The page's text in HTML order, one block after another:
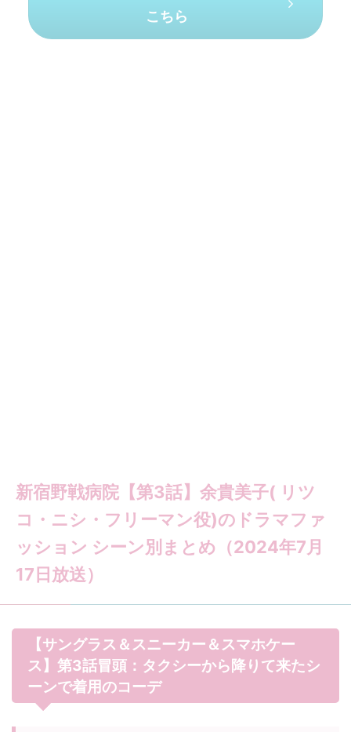
こちら
新宿野戦病院【第3話】余貴美子( リツ
コ・ニシ・フリーマン役)のドラマファ
ッション シーン別まとめ（2024年7月
17日放送）
【サングラス＆スニーカー＆スマホケー
ス】第3話冒頭：タクシーから降りて来たシ
ーンで着用のコーデ